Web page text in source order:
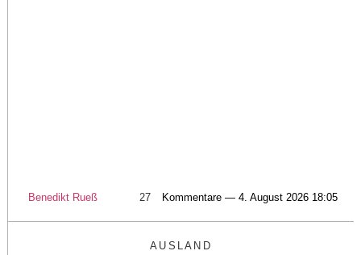
Benedikt Rueß 27 Kommentare — 4. August 2026 18:05
AUSLAND